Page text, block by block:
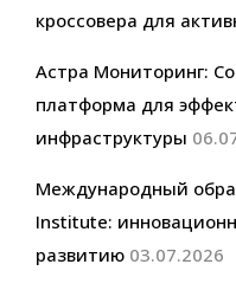
кроссовера для
Астра Мониторинг:
платформа для
инфраструктуры
Международный
Institute:
развитию 03.07.2026